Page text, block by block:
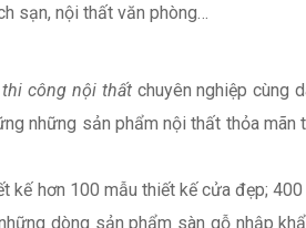
sạn, nội thất văn phòng…
công nội thấtchuyên nghiệp cùng
những sản phẩm nội thất thỏa mãn
kế hơn 100 mẫu thiết kế cửa đẹp;
dòng sản phẩm sàn gỗ nhập